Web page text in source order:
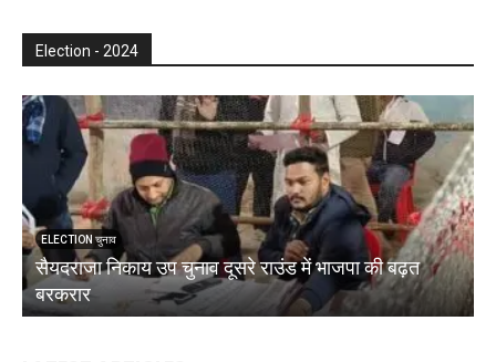
Election - 2024
ELECTION चुनाव
सैयदराजा निकाय उप चुनाव दूसरे राउंड में भाजपा की बढ़त
बरकरार